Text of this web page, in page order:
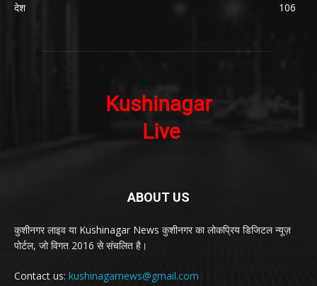
देश
106
ABOUT US
कुशीनगर लाइव या Kushinagar News कुशीनगर का लोकप्रिय डिजिटल न्यूज़
पोर्टल, जो विगत 2016 से संचलित है।
Contact us: kushinagarnews@gmail.com